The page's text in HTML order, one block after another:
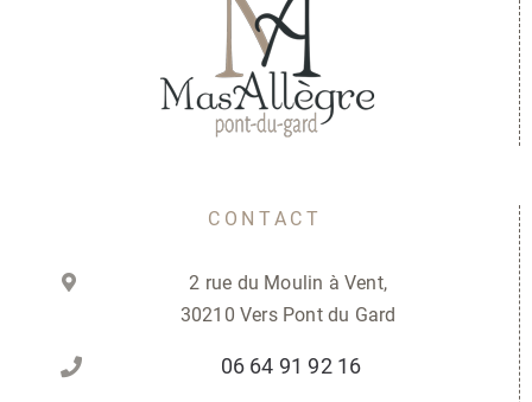
CONTACT
2 rue du Moulin à Vent,
30210 Vers Pont du Gard
06 64 91 92 16